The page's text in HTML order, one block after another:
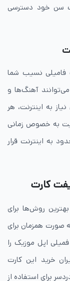
سن خود دسترسی
فامیلی نسیب شما
آهنگ‌ها و
به اینترنت، هر
به خصوص زمانی
به اینترنت قرار
کارت
روش‌ها برای
صورت همزمان برای
اپل موزیک را
خرید این کارت
برای استفاده از